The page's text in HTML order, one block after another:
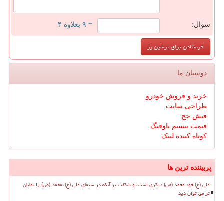
سوال: = ۹ بعلاوه ۴
دوستان ما
خرید و فروش خودرو
طراحی سایت
فیش حج
قیمت بیسیم باوفنگ
کوتاه کننده لینک
پربیننده ترین ها
علی (ع) خود محمد (ص) دیگری است، و شگفت تر آنکه در سیمای علی (ع)، محمد (ص) را نمایان
تر می توان دید